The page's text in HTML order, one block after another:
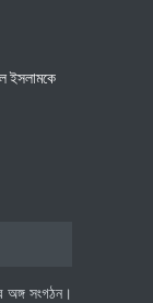
ইসলামকে
সংগঠন।